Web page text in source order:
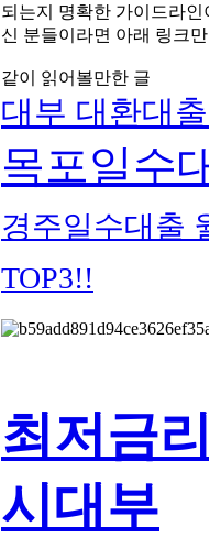
되는지 명확한 가이드라
신 분들이라면 아래 링크
같이 읽어볼만한 글
대부 대환대
목포일수
경주일수대출
TOP3!!
최저금
시대부